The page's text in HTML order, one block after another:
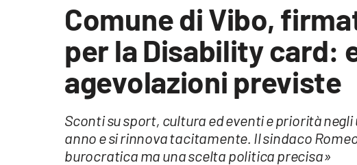
Economia e Lavoro
Comune di Vibo,
per la Disability card:
agevolazioni previste
Sconti su sport, cultura ed eventi e priorità
anno e si rinnova tacitamente. Il sindaco
burocratica ma una scelta politica precisa»